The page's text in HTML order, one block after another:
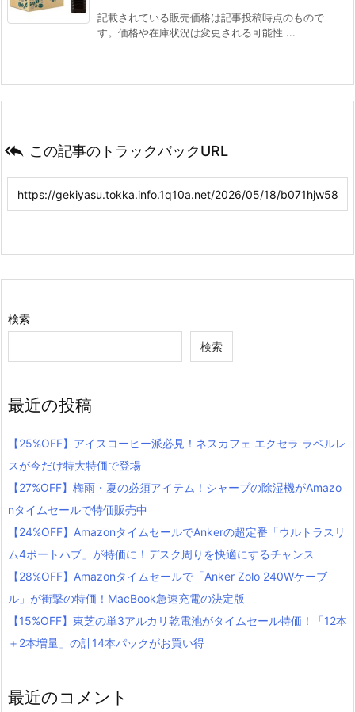
記載されている販売価格は記事投稿時点のもので
す。価格や在庫状況は変更される可能性 ...
 この記事のトラックバックURL
検索
検索
最近の投稿
【25%OFF】アイスコーヒー派必見！ネスカフェ エクセラ ラベルレ
スが今だけ特大特価で登場
【27%OFF】梅雨・夏の必須アイテム！シャープの除湿機がAmazo
nタイムセールで特価販売中
【24%OFF】AmazonタイムセールでAnkerの超定番「ウルトラスリ
ム4ポートハブ」が特価に！デスク周りを快適にするチャンス
【28%OFF】Amazonタイムセールで「Anker Zolo 240Wケーブ
ル」が衝撃の特価！MacBook急速充電の決定版
【15%OFF】東芝の単3アルカリ乾電池がタイムセール特価！「12本
＋2本増量」の計14本パックがお買い得
最近のコメント